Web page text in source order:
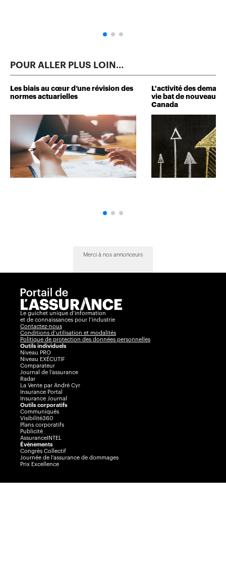
POUR ALLER PLUS LOIN...
Les biais au cœur d’une révision des
normes actuarielles
L'activité des
vie bat de nouveaux
Canada
Merci à nos annonceurs
Le guichet unique d’information
et de connaissances pour l’industrie
Contactez-nous
Conditions d’utilisation et modalités
Politique de protection des données personnelles
Outils individuels
Niveau PRO
Niveau EXÉCUTIF
Comparateur
Journal de l’assurance
Radar
La Vente par André Cyr
Insurance Portal
Insurance Journal
Outils corporatifs
Communiqués
Visibilité360
Plans corporatifs
Publicité
AssuranceINTEL
Événements
Congrès Collectif
Journée de l’assurance de dommages
Prix Excellence